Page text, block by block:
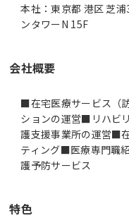
本社：東京都 港区 芝
ンタワーN 15F
会社概要
■在宅医療サービス（
ションの運営■リハビ
護支援事業所の運営■
ティング■医療専門職
護予防サービス
特色